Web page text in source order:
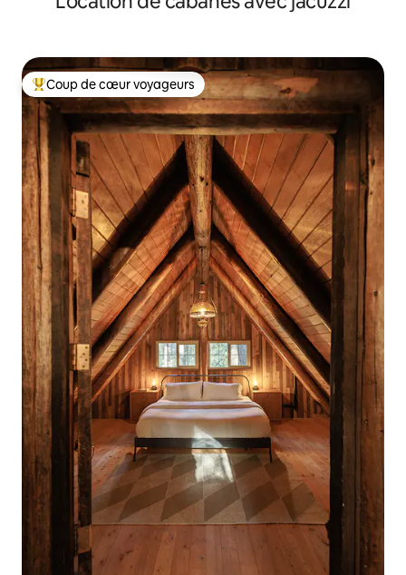
Coups de cœur voyageurs les plus appréciés
Coup de cœur voyageurs